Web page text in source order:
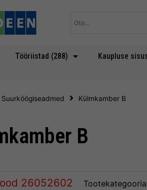
Tööriistad (288) Kaupluse
Suurköögiseadmed Külmkamber B
B
26052602 Tootekategooria